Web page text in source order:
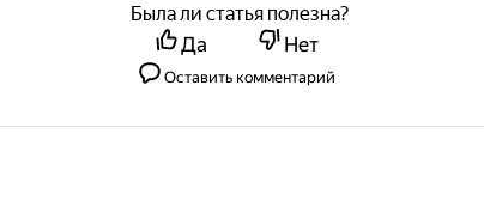
Была ли статья полезна?
Да
Нет
Оставить комментарий